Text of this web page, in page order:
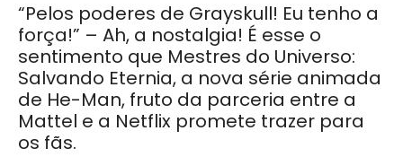
“Pelos poderes de Grayskull! Eu tenho a
força!” – Ah, a nostalgia! É esse o
sentimento que Mestres do Universo:
Salvando Eternia, a nova série animada
de He-Man, fruto da parceria entre a
Mattel e a Netflix promete trazer para
os fãs.